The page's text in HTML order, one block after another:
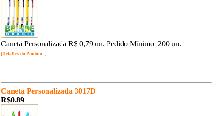
Caneta Personalizada R$ 0,79 un. Pedido Mínimo: 200 un.
[Detalhes do Produto...]
Caneta Personalizada 3017D
R$0.89